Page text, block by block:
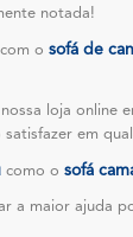
notada!
o sofá de
loja online
em
como o sofá
maior ajuda